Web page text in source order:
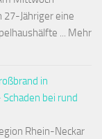
27-Jähriger eine
... Mehr
in
bei rund
Rhein-Neckar